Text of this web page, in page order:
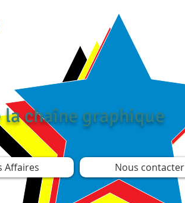
chaîne graphique
Affaires Nous contacter